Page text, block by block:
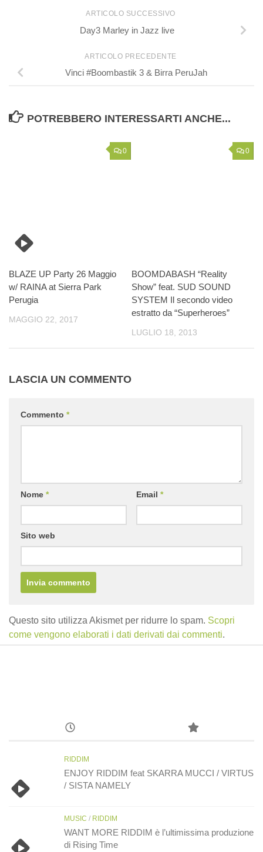
ARTICOLO SUCCESSIVO
Day3 Marley in Jazz live
ARTICOLO PRECEDENTE
Vinci #Boombastik 3 & Birra PeruJah
POTREBBERO INTERESSARTI ANCHE...
0
BLAZE UP Party 26 Maggio
w/ RAINA at Sierra Park
Perugia
MAGGIO 22, 2017
0
BOOMDABASH “Reality
Show” feat. SUD SOUND
SYSTEM Il secondo video
estratto da “Superheroes”
LUGLIO 18, 2013
LASCIA UN COMMENTO
Commento *
Nome * Email *
Sito web
Questo sito utilizza Akismet per ridurre lo spam. Scopri
come vengono elaborati i dati derivati dai commenti.
RIDDIM
ENJOY RIDDIM feat SKARRA MUCCI / VIRTUS
/ SISTA NAMELY
MUSIC / RIDDIM
WANT MORE RIDDIM è l’ultimissima produzione
di Rising Time